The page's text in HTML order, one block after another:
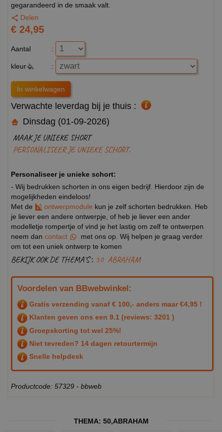
gegarandeerd in de smaak valt.
Delen
€ 24,95
Aantal :
kleur :
Verwachte leverdag bij je thuis :
Dinsdag (01-09-2026)
MAAK JE UNIEKE SHORT
PERSONALISEER JE UNIEKE SCHORT.
Personaliseer je unieke schort:
- Wij bedrukken schorten in ons eigen bedrijf. Hierdoor zijn de
mogelijkheden eindeloos!
Met de
ontwerpmodule kun je zelf schorten bedrukken. Heb
je liever een andere ontwerpje, of heb je liever een ander
modelletje rompertje of vind je het lastig om zelf te ontwerpen
neem dan contact
met ons op. Wij helpen je graag verder
om tot een uniek ontwerp te komen
BEKIJK OOK DE THEMA'S : 50 ABRAHAM
Voordelen van BBwebwinkel:
Gratis verzending vanaf € 100,- anders maar €4,95 !
Klanten geven ons een 9.1 (reviews: 3201 )
Groepskorting tot wel 25%!
Niet tevreden? 14 dagen retourtermijn
Snelle helpdesk
Productcode: 57329 - bbweb
THEMA: 50,ABRAHAM